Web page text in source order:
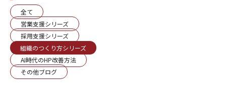
全て
営業支援シリーズ
採用支援シリーズ
組織のつくり方シリーズ
AI時代のHP改善方法
その他ブログ